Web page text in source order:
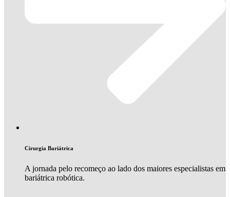
Cirurgia Bariátrica
A jornada pelo recomeço ao lado dos maiores especialistas em
bariátrica robótica.